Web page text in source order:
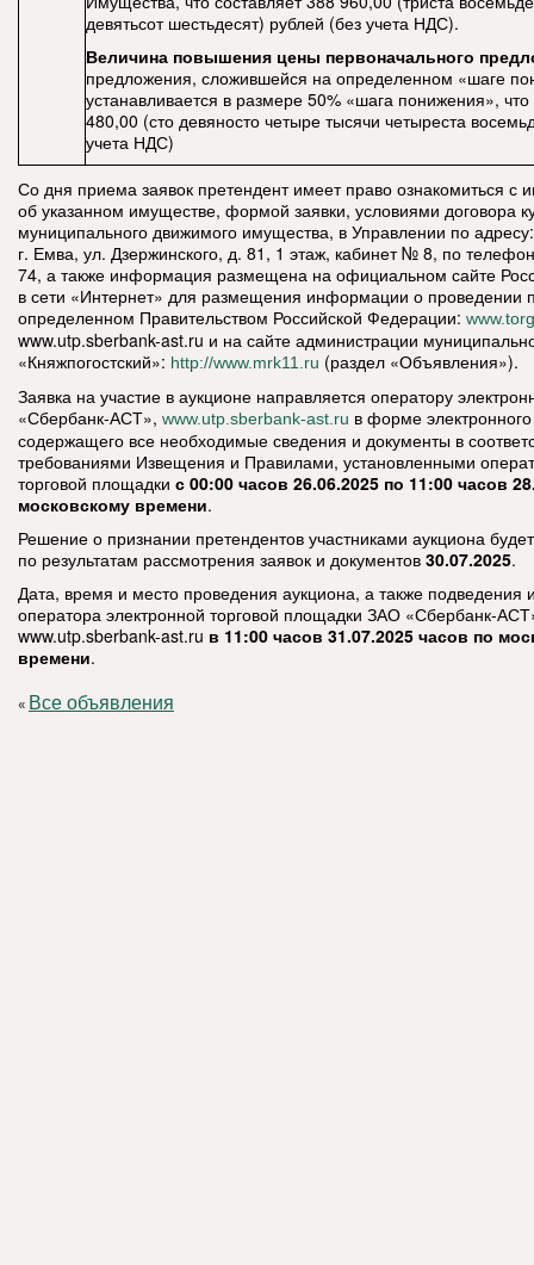
девятьсот шестьдесят) рублей (без учета НДС).
Величина повышения цены первоначального
предложения, сложившейся на определенном «шаге
устанавливается в размере 50% «шага понижения», что
480,00 (сто девяносто четыре тысячи четыреста
учета НДС)
Со дня приема заявок претендент имеет право ознакомиться с
об указанном имуществе, формой заявки, условиями договора
муниципального движимого имущества, в Управлении по
г. Емва, ул. Дзержинского, д. 81, 1 этаж, кабинет № 8, по
74, а также информация размещена на официальном сайте
в сети «Интернет» для размещения информации о проведении
определенном Правительством Российской Федерации:
www.utp.sberbank-ast.ru и на сайте администрации
«Княжпогостский»: http://www.mrk11.ru (раздел «Объявления»).
Заявка на участие в аукционе направляется оператору
«Сбербанк-АСТ», www.utp.sberbank-ast.ru в форме
содержащего все необходимые сведения и документы в
требованиями Извещения и Правилами, установленными
торговой площадки с 00:00 часов 26.06.2025 по 11:00 часов
московскому времени.
Решение о признании претендентов участниками аукциона
по результатам рассмотрения заявок и документов 30.07.2025.
Дата, время и место проведения аукциона, а также подведения
оператора электронной торговой площадки ЗАО «Сбербанк-
www.utp.sberbank-ast.ru в 11:00 часов 31.07.2025 часов по
времени.
« Все объявления